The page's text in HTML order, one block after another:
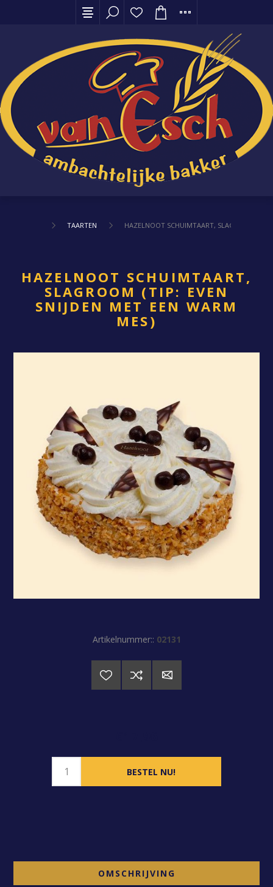
TAARTEN HAZELNOOT SCHUIMTAART, SLAGROOM (TIP:
HAZELNOOT SCHUIMTAART,
SLAGROOM (TIP: EVEN
SNIJDEN MET EEN WARM
MES)
Artikelnummer:: 02131
OMSCHRIJVING